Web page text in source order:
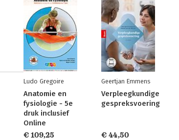
Ludo Gregoire
Anatomie en
fysiologie - 5e
druk inclusief
Online
€ 109,25
Geertjan Emmens
Verpleegkundige
gespreksvoering
€ 44,50